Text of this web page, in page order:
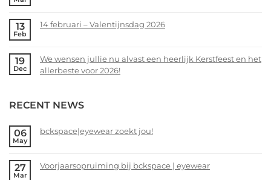
jou!
on
bckspace
|
13
Feb
14 februari – Valentijnsdag 2026
on
14
Valentijnsdag
19
Dec
We wensen jullie nu alvast een heerlijk Kerstfeest en het
allerbeste voor 2026!
on
wensen
alvast
RECENT NEWS
06
May
bckspace|eyewear zoekt jou!
on
27
Mar
Voorjaarsopruiming bij bckspace | eyewear